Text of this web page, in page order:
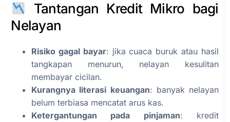
Tantangan Kredit Mikro bagi
Nelayan
Risiko gagal bayar: jika cuaca buruk atau hasil
tangkapan menurun, nelayan kesulitan
membayar cicilan.
Kurangnya literasi keuangan: banyak nelayan
belum terbiasa mencatat arus kas.
Ketergantungan pada pinjaman: kredit